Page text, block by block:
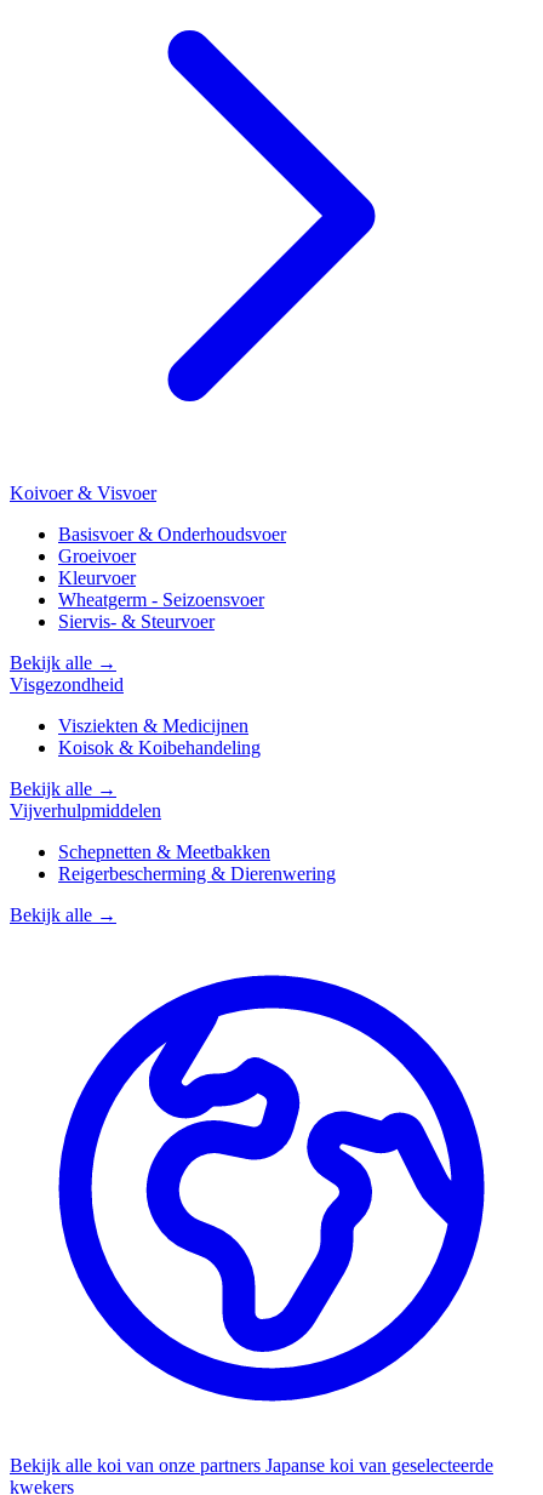
Koivoer & Visvoer
Basisvoer & Onderhoudsvoer
Groeivoer
Kleurvoer
Wheatgerm - Seizoensvoer
Siervis- & Steurvoer
Bekijk alle →
Visgezondheid
Visziekten & Medicijnen
Koisok & Koibehandeling
Bekijk alle →
Vijverhulpmiddelen
Schepnetten & Meetbakken
Reigerbescherming & Dierenwering
Bekijk alle →
Bekijk alle koi van onze partners Japanse koi van geselecteerde
kwekers